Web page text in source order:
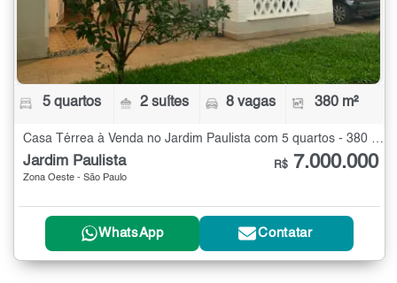
5 quartos 2 suítes 8 vagas 380 m²
Casa Térrea à Venda no Jardim Paulista com 5 quartos - 380 m²
Jardim Paulista
Zona Oeste - São Paulo
R$ 7.000.000
WhatsApp Contatar